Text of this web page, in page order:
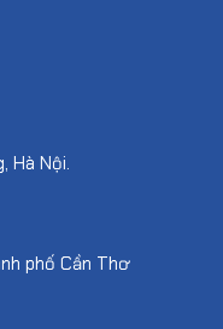
Hà Nội.
phố Cần Thơ